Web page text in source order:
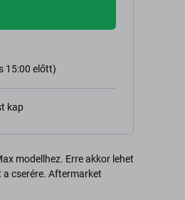
15:00 előtt)
kap
modellhez. Erre akkor lehet
a cserére. Aftermarket